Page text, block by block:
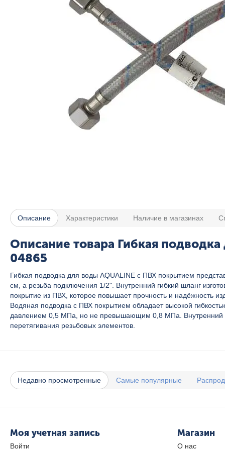
Описание Характеристики Наличие в магазинах
Описание товара Гибкая
04865
Гибкая подводка для воды AQUALINE с ПВХ покрытием
см, а резьба подключения 1/2". Внутренний гибкий шланг
покрытие из ПВХ, которое повышает прочность и надёжность
Водяная подводка с ПВХ покрытием обладает высокой
давлением 0,5 МПа, но не превышающим 0,8 МПа. Внутренний
перетягивания резьбовых элементов.
Недавно просмотренные Самые популярные
Моя учетная запись
Войти
Магазин
О нас